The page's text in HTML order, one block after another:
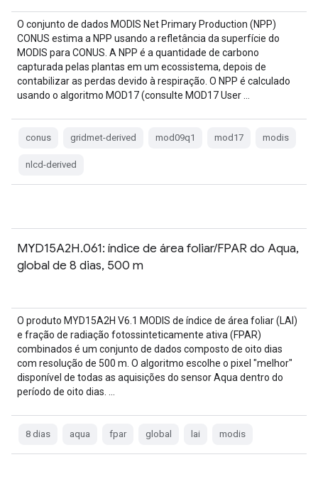
O conjunto de dados MODIS Net Primary Production (NPP)
CONUS estima a NPP usando a refletância da superfície do
MODIS para CONUS. A NPP é a quantidade de carbono
capturada pelas plantas em um ecossistema, depois de
contabilizar as perdas devido à respiração. O NPP é calculado
usando o algoritmo MOD17 (consulte MOD17 User …
conus gridmet-derived mod09q1 mod17 modis
nlcd-derived
MYD15A2H.061: índice de área foliar/FPAR do Aqua,
global de 8 dias, 500 m
O produto MYD15A2H V6.1 MODIS de índice de área foliar (LAI)
e fração de radiação fotossinteticamente ativa (FPAR)
combinados é um conjunto de dados composto de oito dias
com resolução de 500 m. O algoritmo escolhe o pixel "melhor"
disponível de todas as aquisições do sensor Aqua dentro do
período de oito dias. …
8 dias aqua fpar global lai modis